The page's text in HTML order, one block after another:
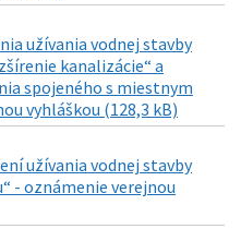
užívania vodnej stavby
kanalizácie“ a
spojeného s miestnym
vyhláškou (128,3 kB)
užívania vodnej stavby
- oznámenie verejnou